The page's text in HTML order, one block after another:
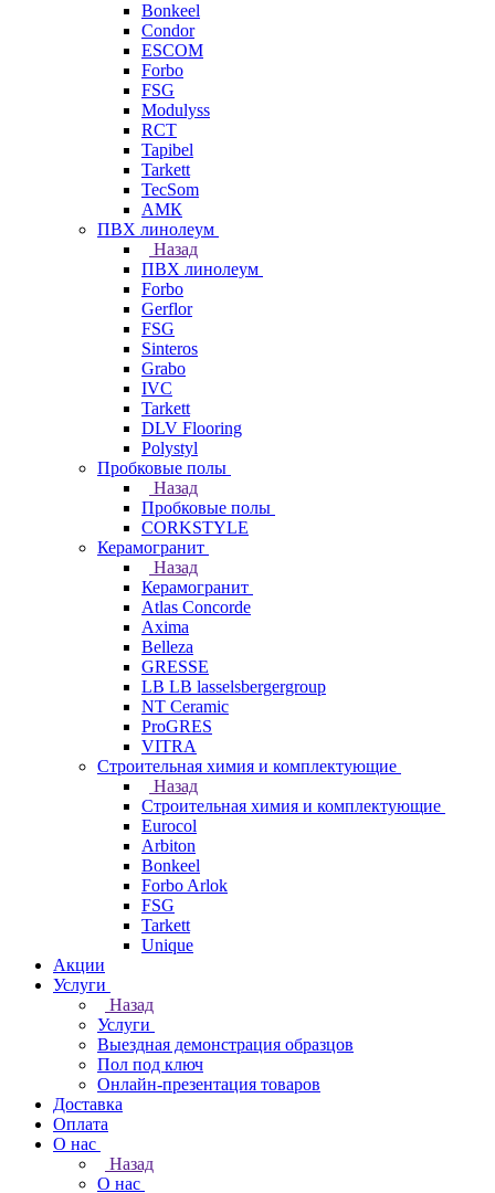
Bonkeel
Condor
ESCOM
Forbo
FSG
Modulyss
RCT
Tapibel
Tarkett
TecSom
АМК
ПВХ линолеум
Назад
ПВХ линолеум
Forbo
Gerflor
FSG
Sinteros
Grabo
IVC
Tarkett
DLV Flooring
Polystyl
Пробковые полы
Назад
Пробковые полы
CORKSTYLE
Керамогранит
Назад
Керамогранит
Atlas Concorde
Axima
Belleza
GRESSE
LB LB lasselsbergergroup
NT Ceramic
ProGRES
VITRA
Строительная химия и комплектующие
Назад
Строительная химия и комплектующие
Eurocol
Arbiton
Bonkeel
Forbo Arlok
FSG
Tarkett
Unique
Акции
Услуги
Назад
Услуги
Выездная демонстрация образцов
Пол под ключ
Онлайн-презентация товаров
Доставка
Оплата
О нас
Назад
О нас